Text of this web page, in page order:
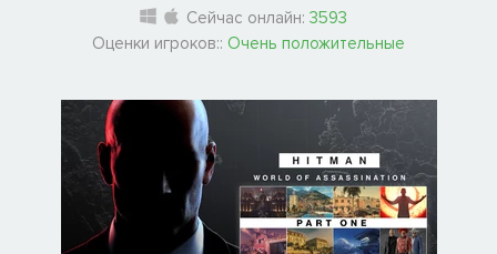
Сейчас онлайн: 3593
Оценки игроков:: Очень положительные